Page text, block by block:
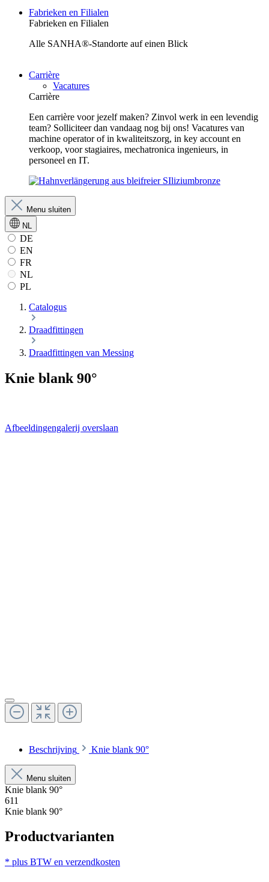
Fabrieken en Filialen
Fabrieken en Filialen
Alle SANHA®-Standorte auf einen Blick
Carrière
Vacatures
Carrière
Een carrière voor jezelf maken? Zinvol werk in een levendig
team? Solliciteer dan vandaag nog bij ons! Vacatures van
machine operator of in kwaliteitszorg, in key account en
verkoop, voor stagiaires, mechatronica ingenieurs, in
personeel en IT.
Menu sluiten
NL
DE
EN
FR
NL
PL
Catalogus
Draadfittingen
Draadfittingen van Messing
Knie blank 90°
Afbeeldingengalerij overslaan
Beschrijving Knie blank 90°
Menu sluiten
Knie blank 90°
611
Knie blank 90°
Productvarianten
* plus BTW en verzendkosten